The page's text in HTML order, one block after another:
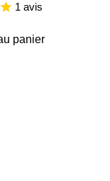
1 avis
panier